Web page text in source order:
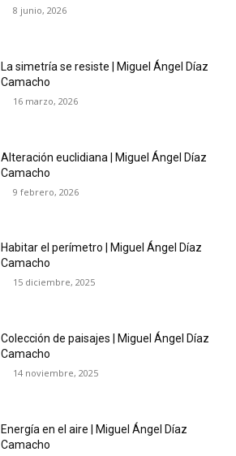
8 junio, 2026
La simetría se resiste | Miguel Ángel Díaz
Camacho
16 marzo, 2026
Alteración euclidiana | Miguel Ángel Díaz
Camacho
9 febrero, 2026
Habitar el perímetro | Miguel Ángel Díaz
Camacho
15 diciembre, 2025
Colección de paisajes | Miguel Ángel Díaz
Camacho
14 noviembre, 2025
Energía en el aire | Miguel Ángel Díaz
Camacho